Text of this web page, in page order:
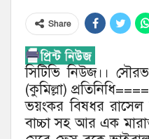
Share
সিটিভি নিউজ।।
(কুমিল্লা)
ভয়ংকর বিষধর
বাচ্চা সহ আর এক